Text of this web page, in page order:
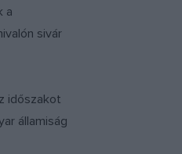
a
sivár
időszakot
államiság